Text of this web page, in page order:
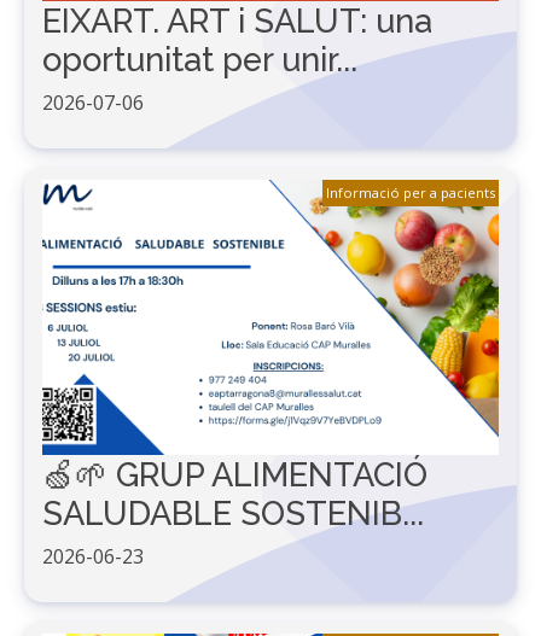
EIXART. ART i SALUT: una
oportunitat per unir...
2026-07-06
🍏🌱 GRUP ALIMENTACIÓ
SALUDABLE SOSTENIB...
2026-06-23
Informació per a pacients